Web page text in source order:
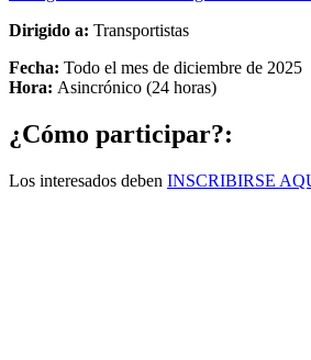
Dirigido a: Transportistas
Fecha: Todo el mes de diciembre de 2025
Hora: Asincrónico (24 horas)
¿Cómo participar?:
Los interesados deben INSCRIBIRSE